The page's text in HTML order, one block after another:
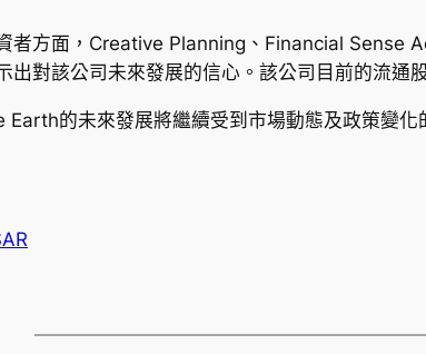
者方面，Creative Planning、Financial Sense
出對該公司未來發展的信心。該公司目前的流通
Earth的未來發展將繼續受到市場動態及政策變